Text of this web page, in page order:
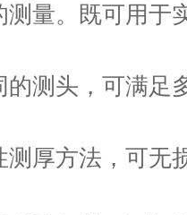
量。既可用于
测头，可满足
厚方法，可无